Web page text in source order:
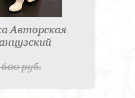
Авторская
руб.